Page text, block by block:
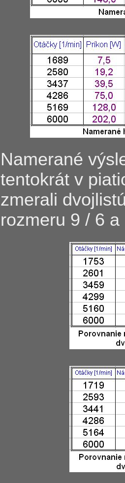
Namerané
tentokrát v
zmerali
rozmeru 9 / 6